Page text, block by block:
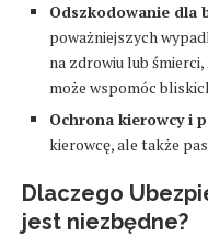
Odszkodowanie dla
poważniejszych
na zdrowiu lub
może wspomóc
Ochrona kierowcy i
kierowcę, ale także
Dlaczego
jest niezbędne?